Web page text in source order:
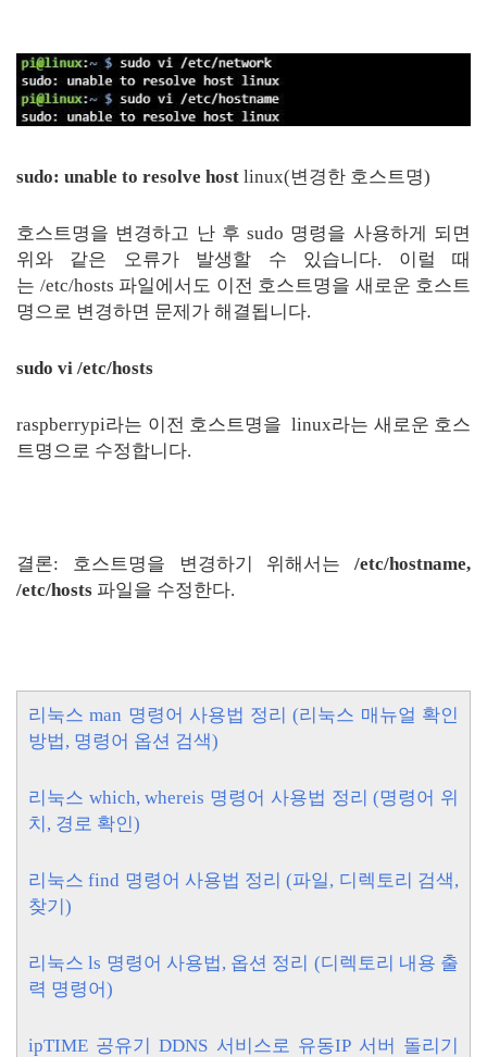
sudo: unable to resolve host linux(변경한 호스트명)
호스트명을 변경하고 난 후 sudo 명령을 사용하게 되면
위와 같은 오류가 발생할 수 있습니다. 이럴 때
는 /etc/hosts 파일에서도 이전 호스트명을 새로운 호스트
명으로 변경하면 문제가 해결됩니다.
sudo vi /etc/hosts
raspberrypi라는 이전 호스트명을 linux라는 새로운 호스
트명으로 수정합니다.
결론: 호스트명을 변경하기 위해서는 /etc/hostname,
/etc/hosts 파일을 수정한다.
리눅스 man 명령어 사용법 정리 (리눅스 매뉴얼 확인
방법, 명령어 옵션 검색)
리눅스 which, whereis 명령어 사용법 정리 (명령어 위
치, 경로 확인)
리눅스 find 명령어 사용법 정리 (파일, 디렉토리 검색,
찾기)
리눅스 ls 명령어 사용법, 옵션 정리 (디렉토리 내용 출
력 명령어)
ipTIME 공유기 DDNS 서비스로 유동IP서버 돌리기